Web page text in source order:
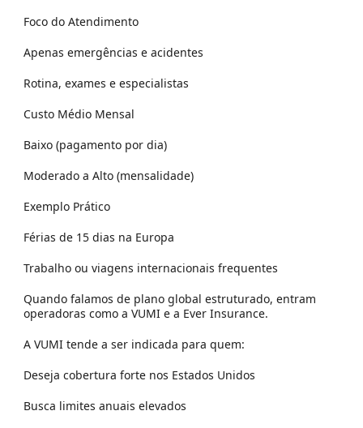
Foco do Atendimento
Apenas emergências e acidentes
Rotina, exames e especialistas
Custo Médio Mensal
Baixo (pagamento por dia)
Moderado a Alto (mensalidade)
Exemplo Prático
Férias de 15 dias na Europa
Trabalho ou viagens internacionais frequentes
Quando falamos de plano global estruturado, entram
operadoras como a VUMI e a Ever Insurance.
A VUMI tende a ser indicada para quem:
Deseja cobertura forte nos Estados Unidos
Busca limites anuais elevados